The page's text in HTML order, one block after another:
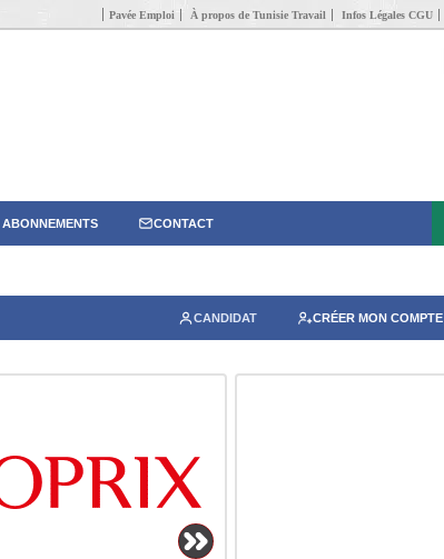
Pavée Emploi À propos de Tunisie Travail Infos Légales CGU
ABONNEMENTS CONTACT
CANDIDAT CRÉER MON COMPTE